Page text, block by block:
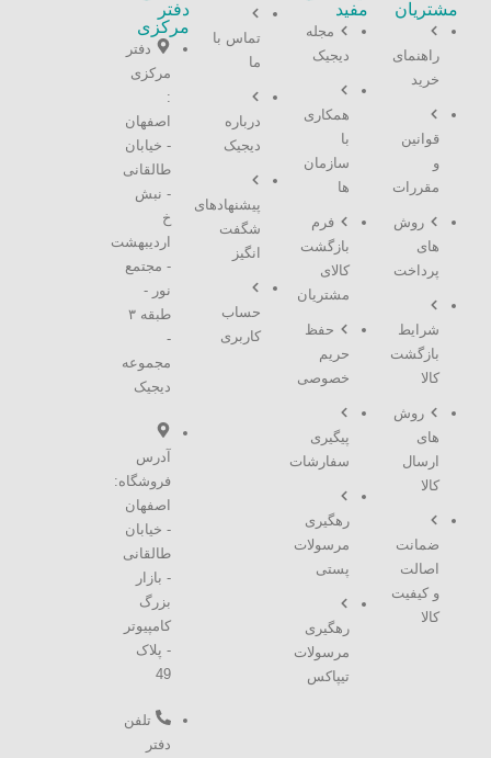
مشتریان
راهنمای
خرید
قوانین
و
مقررات
روش
های
پرداخت
شرایط
بازگشت
کالا
روش
های
ارسال
کالا
ضمانت
اصالت
و کیفیت
کالا
مفید
مجله
دیجیک
همکاری
با
سازمان
ها
فرم
بازگشت
کالای
مشتریان
حفظ
حریم
خصوصی
پیگیری
سفارشات
رهگیری
مرسولات
پستی
رهگیری
مرسولات
تیپاکس
تماس با
ما
درباره
دیجیک
پیشنهادهای
شگفت
انگیز
حساب
کاربری
دفتر
مرکزی
دفتر
مرکزی
:
اصفهان
- خیابان
طالقانی
- نبش
خ
اردیبهشت
- مجتمع
نور -
طبقه ۳
-
مجموعه
دیجیک
آدرس
فروشگاه:
اصفهان
- خیابان
طالقانی
- بازار
بزرگ
کامپیوتر
- پلاک
49
تلفن
دفتر